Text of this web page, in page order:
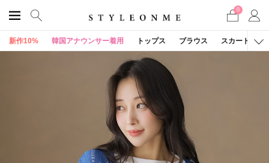
0
新作10% 韓国アナウンサー着用 トップス ブラウス スカート